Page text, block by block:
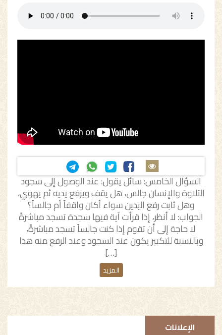
الإعلانات
السؤال الخامس: سائل يقول: عند الوصول إلى سجود
التلاوة والإنسان جالس، هل يقف ويرفع يديه ثم يهوي،
وهل ثابت رفع اليدين سواء أكان واقفاً أم جالساً؟
الجواب: لا أنظر، إذا قرأت آية فيها سجدة تسجد مباشرةً
لا حاجة إلى أن تقوم إذا كنت جالساً تسجد مباشرةً،
وبالنسبة للتكبير يكون عند السجود وعند الرفع منه هذا
[…]
المزيد